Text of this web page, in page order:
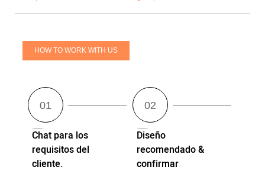
HOW TO WORK WITH US
Chat para los
requisitos del
cliente.
Diseño
recomendado &
confirmar